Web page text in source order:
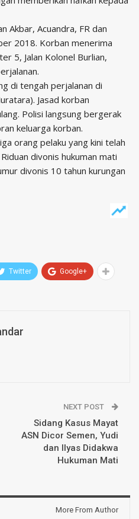
Akbar, Acuandra, FR dan
2018. Korban menerima
5, Jalan Kolonel Burlian,
di tengah perjalanan di
Jasad korban
Polisi langsung bergerak
keluarga korban.
orang pelaku yang kini telah
divonis hukuman mati
divonis 10 tahun kurungan
Twitter Google+
NEXT POST
Sidang Kasus Mayat
ASN Dicor Semen, Yudi
dan Ilyas Didakwa
Hukuman Mati
More From Author